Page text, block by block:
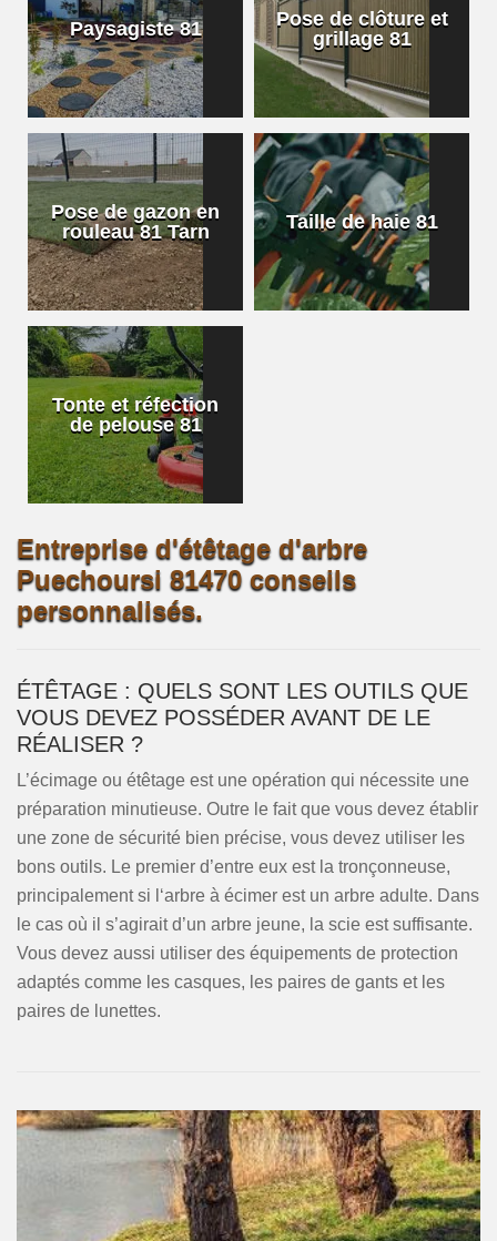
Paysagiste 81
Pose de clôture et
grillage 81
Pose de gazon en
rouleau 81 Tarn
Taille de haie 81
Tonte et réfection
de pelouse 81
Entreprise d'étêtage d'arbre
Puechoursi 81470 conseils
personnalisés.
ÉTÊTAGE : QUELS SONT LES OUTILS QUE
VOUS DEVEZ POSSÉDER AVANT DE LE
RÉALISER ?
L’écimage ou étêtage est une opération qui nécessite une
préparation minutieuse. Outre le fait que vous devez établir
une zone de sécurité bien précise, vous devez utiliser les
bons outils. Le premier d’entre eux est la tronçonneuse,
principalement si l‘arbre à écimer est un arbre adulte. Dans
le cas où il s’agirait d’un arbre jeune, la scie est suffisante.
Vous devez aussi utiliser des équipements de protection
adaptés comme les casques, les paires de gants et les
paires de lunettes.